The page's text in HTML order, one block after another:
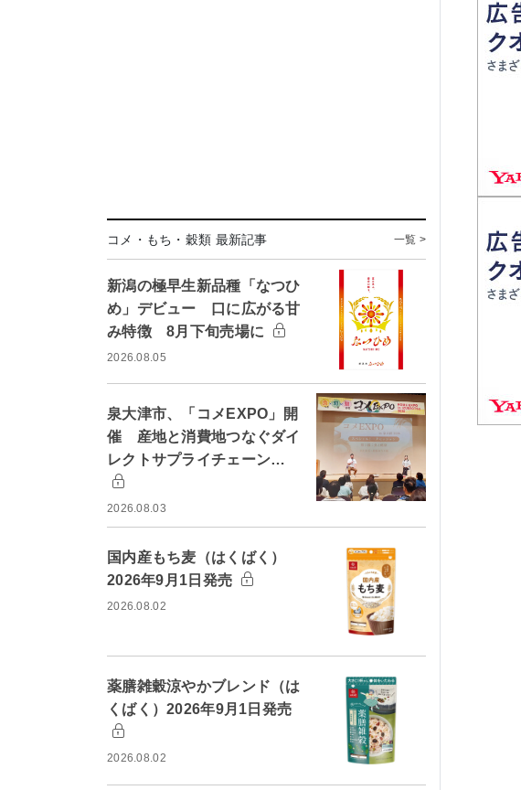
コメ・もち・穀類 最新記事 一覧 >
新潟の極早生新品種「なつひ
め」デビュー 口に広がる甘
み特徴 8月下旬売場に
2026.08.05
泉大津市、「コメEXPO」開
催 産地と消費地つなぐダイ
レクトサプライチェーン…
2026.08.03
国内産もち麦（はくばく）
2026年9月1日発売
2026.08.02
薬膳雑穀涼やかブレンド（は
くばく）2026年9月1日発売
2026.08.02